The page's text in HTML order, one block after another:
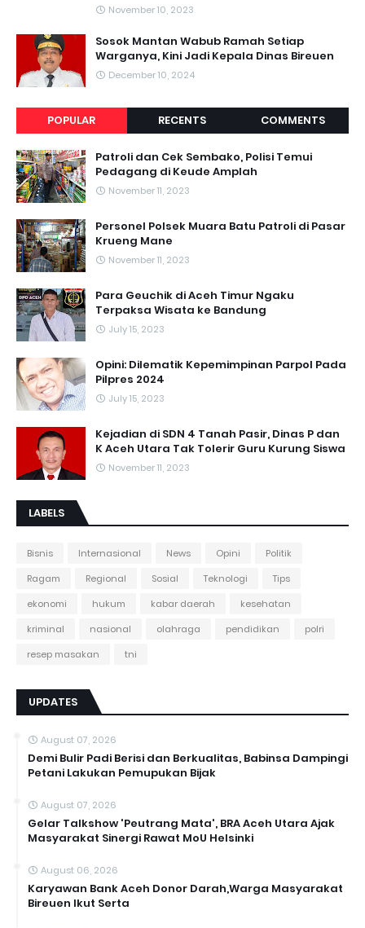
November 10, 2023
Sosok Mantan Wabub Ramah Setiap
Warganya, Kini Jadi Kepala Dinas Bireuen
December 10, 2024
POPULAR RECENTS COMMENTS
Patroli dan Cek Sembako, Polisi Temui
Pedagang di Keude Amplah
November 11, 2023
Personel Polsek Muara Batu Patroli di Pasar
Krueng Mane
November 11, 2023
Para Geuchik di Aceh Timur Ngaku
Terpaksa Wisata ke Bandung
July 15, 2023
Opini: Dilematik Kepemimpinan Parpol Pada
Pilpres 2024
July 15, 2023
Kejadian di SDN 4 Tanah Pasir, Dinas P dan
K Aceh Utara Tak Tolerir Guru Kurung Siswa
November 11, 2023
LABELS
Bisnis Internasional News Opini
Politik
Ragam
Regional Sosial Teknologi
Tips
ekonomi
hukum kabar daerah
kesehatan
kriminal
nasional olahraga pendidikan
polri
resep masakan
tni
UPDATES
August 07, 2026
Demi Bulir Padi Berisi dan Berkualitas, Babinsa Dampingi
Petani Lakukan Pemupukan Bijak
August 07, 2026
Gelar Talkshow 'Peutrang Mata', BRA Aceh Utara Ajak
Masyarakat Sinergi Rawat MoU Helsinki
August 06, 2026
Karyawan Bank Aceh Donor Darah,Warga Masyarakat
Bireuen Ikut Serta